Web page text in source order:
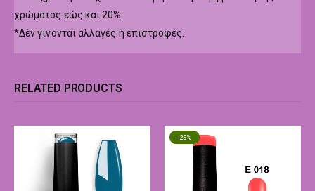
χρώματος εώς και 20%.
*Δέν γίνονται αλλαγές ή επιστροφές.
RELATED PRODUCTS
-25%